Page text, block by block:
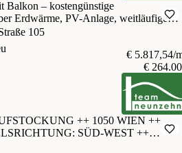
Balkon – kostengünstige
Erdwärme, PV-Anlage, weitläufige
105
€ 5.817,54/
€
++ 1050 WIEN ++
SÜD-WEST ++
AUFZUG ++